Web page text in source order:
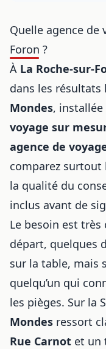
Quelle agence de
Foron ?
À La Roche-sur-
dans les résultats
Mondes, installée
voyage sur
agence de
comparez
la qualité du
inclus avant de
Le besoin est très
départ, quelques
sur la table, mais
quelqu’un qui
les pièges. Sur la
Mondes ressort
Rue Carnot et un